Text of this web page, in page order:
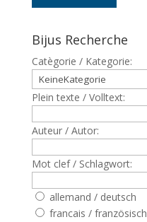
Bijus Recherche
Catègorie / Kategorie:
Plein texte / Volltext:
Auteur / Autor:
Mot clef / Schlagwort:
allemand / deutsch
francais / französisch